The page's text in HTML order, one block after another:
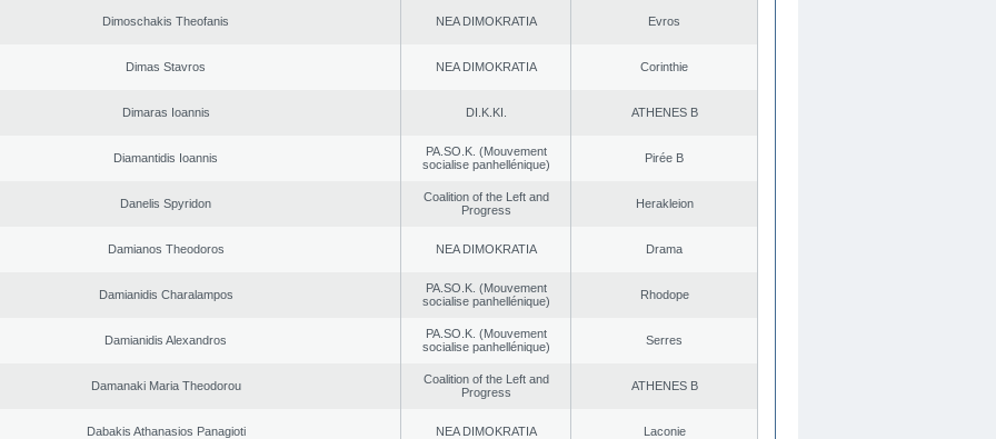
Dimoschakis Theofanis NEA DΙMOKRATIA Evros
Dimas Stavros NEA DΙMOKRATIA Corinthie
Dimaras Ioannis DI.K.KI. ATHENES Β
Diamantidis Ioannis
PA.SO.K. (Mouvement
socialise panhellénique)
Pirée B
Danelis Spyridon
Coalition of the Left and
Progress
Herakleion
Damianos Theodoros NEA DΙMOKRATIA Drama
Damianidis Charalampos
PA.SO.K. (Mouvement
socialise panhellénique)
Rhodope
Damianidis Alexandros
PA.SO.K. (Mouvement
socialise panhellénique)
Serres
Damanaki Maria Theodorou
Coalition of the Left and
Progress
ATHENES Β
Dabakis Athanasios Panagioti NEA DΙMOKRATIA Laconie